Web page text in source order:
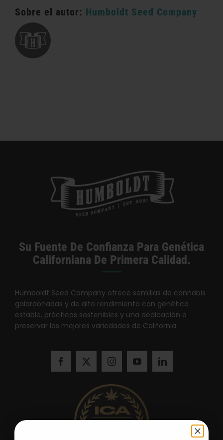
Sobre el autor: Humboldt Seed Company
Su Fuente De Confianza Para Genética
Californiana De Primera Calidad.
Humboldt Seed Company ofrece semillas de cannabis
galardonadas y de alto rendimiento con genética
estable, prácticas sostenibles y una dedicación a
preservar las mejores variedades de California.